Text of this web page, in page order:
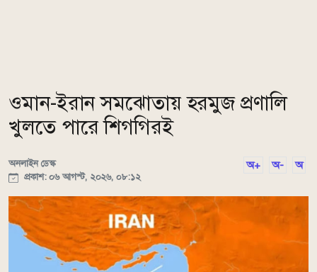
ওমান-ইরান সমঝোতায় হরমুজ প্রণালি
খুলতে পারে শিগগিরই
অনলাইন ডেস্ক
প্রকাশ: ০৬ আগস্ট, ২০২৬, ০৮:১২
অ+ অ- অ